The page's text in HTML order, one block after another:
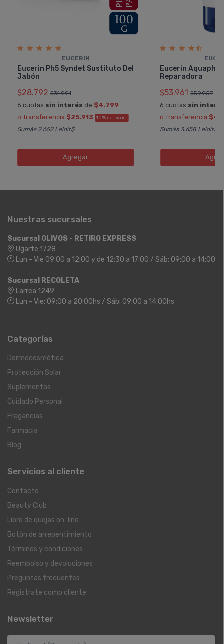
EUCERIN
Eucerin Ph5 Syndet Sustituto Del
Jabón
$28.792 $31.991
6 cuotas sin interés de $4.799
ó Transferencia $25.913 10% EXTRA OFF
Sumás 2.652 Leloir$
Agregar
Eucerin
Reparadora
$53.961 $59.957
6 cuotas sin
ó Transferencia
Sumás 3.658 Leloir$
Nuestras sucursales
Sucursal OLIVOS - RETIRO EXPRESS
Ugarte 1728
Lun - Vie 09:00 a 12:00 y de 12:30 a 17:00 / Sáb: 09:00 a 14:00
Sucursal RECOLETA
Larrea 1249
Lun - Vie: 09:00 a 20:00hs / Sáb: 09:00 a 14:00hs
Categorías
Dermocosmética
Protección Solar
Suplementos
Cuidado Personal
Fragancias
Farmacia
Blog
Servicios al cliente
Contacto
Beauty Club
Libro de quejas on-line
Botón de arrepentimiento
Términos y condiciones
Reembolso y devoluciones
Preguntas frecuentes
Registrate como cliente
Newsletter